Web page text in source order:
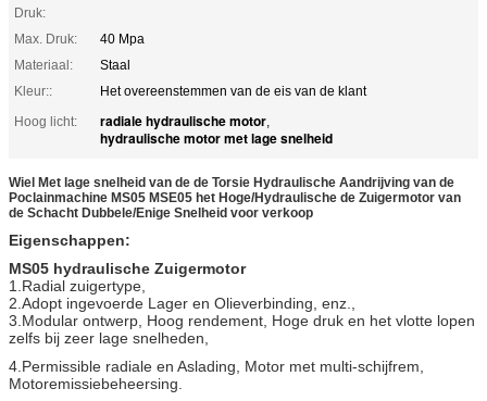
Druk:
Max. Druk:
40 Mpa
Materiaal:
Staal
Kleur::
Het overeenstemmen van de eis van de klant
Hoog licht:
radiale hydraulische motor,
hydraulische motor met lage snelheid
Wiel Met lage snelheid van de de Torsie Hydraulische Aandrijving van de
Poclainmachine MS05 MSE05 het Hoge/Hydraulische de Zuigermotor van
de Schacht Dubbele/Enige Snelheid voor verkoop
Eigenschappen:
MS05 hydraulische Zuigermotor
1.Radial zuigertype,
2.Adopt ingevoerde Lager en Olieverbinding, enz.,
3.Modular ontwerp, Hoog rendement, Hoge druk en het vlotte lopen
zelfs bij zeer lage snelheden,
4.Permissible radiale en Aslading, Motor met multi-schijfrem,
Motoremissiebeheersing.